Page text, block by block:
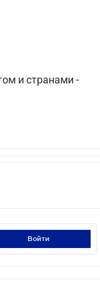
и странами -
войти